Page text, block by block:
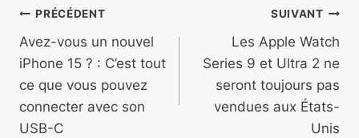
Navigation
de
l’article
PRÉCÉDENT
Avez-vous un nouvel
iPhone 15 ? : C’est tout
ce que vous pouvez
connecter avec son
USB-C
SUIVANT
Les Apple Watch
Series 9 et Ultra 2 ne
seront toujours pas
vendues aux États-
Unis